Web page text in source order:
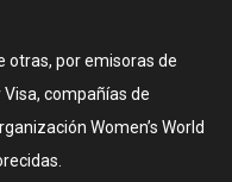
otras, por emisoras de
compañías de
Women’s World